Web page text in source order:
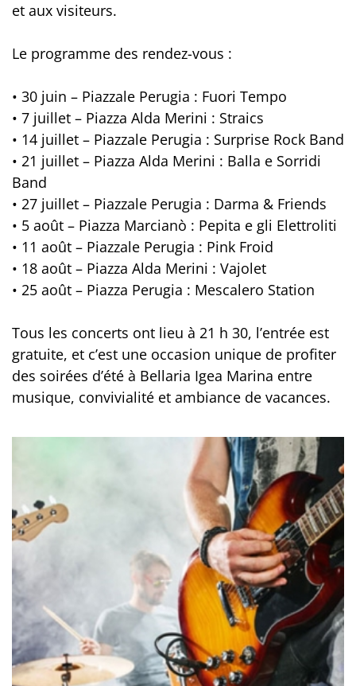
et aux visiteurs.
Le programme des rendez-vous :
• 30 juin – Piazzale Perugia : Fuori Tempo
• 7 juillet – Piazza Alda Merini : Straics
• 14 juillet – Piazzale Perugia : Surprise Rock Band
• 21 juillet – Piazza Alda Merini : Balla e Sorridi
Band
• 27 juillet – Piazzale Perugia : Darma & Friends
• 5 août – Piazza Marcianò : Pepita e gli Elettroliti
• 11 août – Piazzale Perugia : Pink Froid
• 18 août – Piazza Alda Merini : Vajolet
• 25 août – Piazza Perugia : Mescalero Station
Tous les concerts ont lieu à 21 h 30, l’entrée est
gratuite, et c’est une occasion unique de profiter
des soirées d’été à Bellaria Igea Marina entre
musique, convivialité et ambiance de vacances.